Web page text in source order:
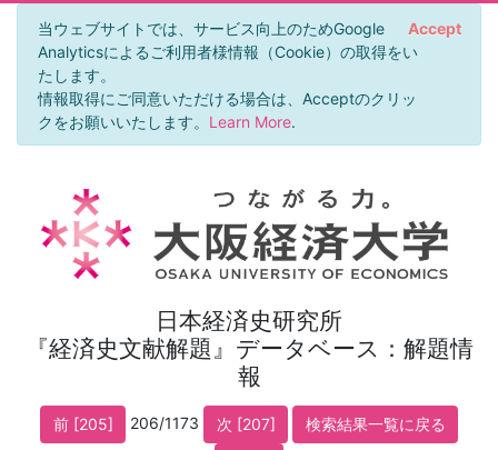
当ウェブサイトでは、サービス向上のためGoogle
Analyticsによるご利用者様情報（Cookie）の取得をい
たします。
情報取得にご同意いただける場合は、Acceptのクリッ
クをお願いいたします。 Learn More.
Accept
日本経済史研究所
『経済史文献解題』データベース：解題情
報
前 [205] 206/1173 次 [207]
検索結果一覧に戻る